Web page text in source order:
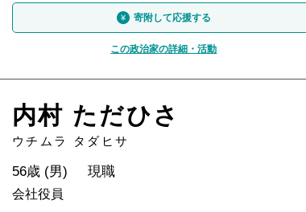
寄附して応援する
この政治家の詳細・活動
内村 ただひさ
ウチムラ タダヒサ
56歳 (男) 現職
会社役員